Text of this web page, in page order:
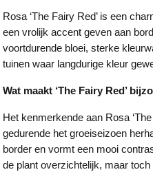
Rosa ‘The Fairy Red’ is een
een vrolijk accent geven aan
voortdurende bloei, sterke
tuinen waar langdurige kleur
Wat maakt ‘The Fairy Red’
Het kenmerkende aan Rosa
gedurende het groeiseizoen
border en vormt een mooi
de plant overzichtelijk, maar toch